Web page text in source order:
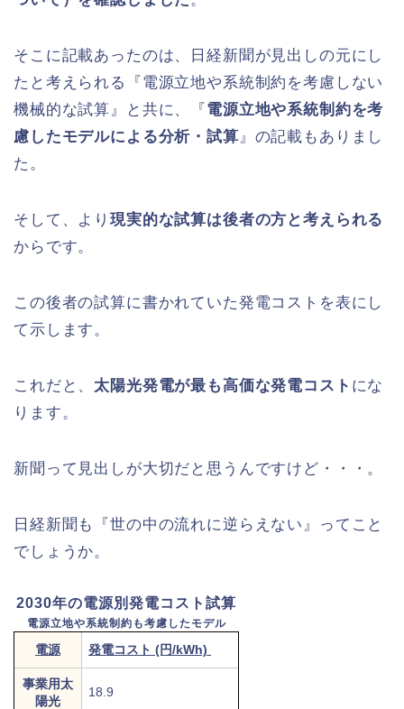
そこに記載あったのは、日経新聞が見出しの元にし
たと考えられる『電源立地や系統制約を考慮しない
機械的な試算』と共に、『 電源立地や系統制約を考
慮したモデルによる分析・試算』の記載もありまし
た。
そして、より現実的な試算は後者の方と考えられる
からです。
この後者の試算に書かれていた発電コストを表にし
て示します。
これだと、 太陽光発電が最も高価な発電コスト にな
ります。
新聞って見出しが大切だと思うんですけど・・・。
日経新聞も『世の中の流れに逆らえない』ってこと
でしょうか。
2030年の電源別発電コスト試算
電源立地や系統制約も考慮したモデル
電源 発電コスト (円/kWh)
事業用太
陽光
18.9